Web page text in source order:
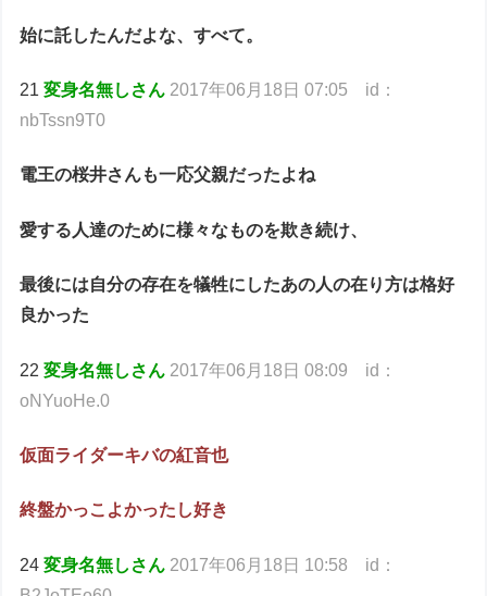
始に託したんだよな、すべて。
21変身名無しさん 2017年06月18日 07:05 id：
nbTssn9T0
電王の桜井さんも一応父親だったよね
愛する人達のために様々なものを欺き続け、
最後には自分の存在を犠牲にしたあの人の在り方は格好
良かった
22変身名無しさん 2017年06月18日 08:09 id：
oNYuoHe.0
仮面ライダーキバの紅音也
終盤かっこよかったし好き
24変身名無しさん 2017年06月18日 10:58 id：